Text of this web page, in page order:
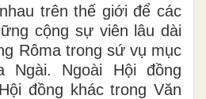
trên thế giới để các
cộng sự viên lâu dài
Rôma trong sứ vụ mục
Ngài. Ngoài Hội đồng
đồng khác trong Văn